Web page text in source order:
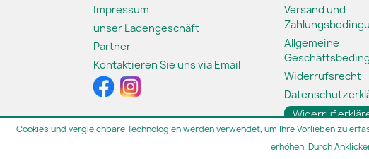
Impressum
unser Ladengeschäft
Partner
Kontaktieren Sie uns via Email
Versand und
Allgemeine
Widerrufsrecht
Widerruf
Cookies und vergleichbare Technologien werden verwendet, um Ihre Vorlieben zu
erhöhen. Durch